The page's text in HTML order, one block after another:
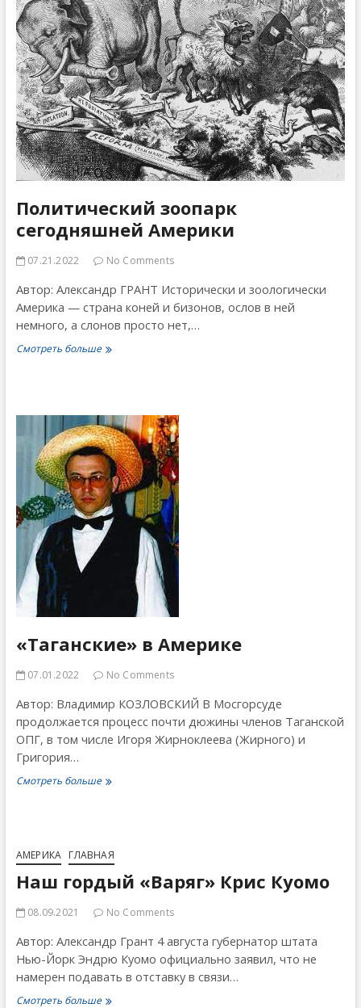
Политический зоопарк
сегодняшней Америки
07.21.2022 No Comments
Автор: Александр ГРАНТ Исторически и зоологически
Америка — страна коней и бизонов, ослов в ней
немного, а слонов просто нет,…
Смотреть большеПолитический
«Таганские» в Америке
07.01.2022 No Comments
Автор: Владимир КОЗЛОВСКИЙ В Мосгорсуде
продолжается процесс почти дюжины членов Таганской
ОПГ, в том числе Игоря Жирноклеева (Жирного) и
Григория…
Смотреть больше«Таганские»
АМЕРИКА ГЛАВНАЯ
Наш гордый «Варяг» Крис Куомо
08.09.2021 No Comments
Автор: Александр Грант 4 августа губернатор штата
Нью-Йорк Эндрю Куомо официально заявил, что не
намерен подавать в отставку в связи…
Смотреть большеНаш